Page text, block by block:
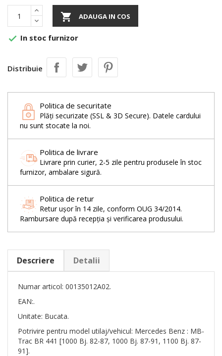
 ADAUGA IN COS
 In stoc furnizor
Distribuie
Politica de securitate
Plăți securizate (SSL & 3D Secure). Datele cardului
nu sunt stocate la noi.
Politica de livrare
Livrare prin curier, 2-5 zile pentru produsele în stoc
furnizor, ambalare sigură.
Politica de retur
Retur ușor în 14 zile, conform OUG 34/2014.
Rambursare după recepția și verificarea produsului.
Descriere Detalii
Numar articol: 00135012A02.
EAN:.
Unitate: Bucata.
Potrivire pentru model utilaj/vehicul: Mercedes Benz : MB-
Trac BR 441 [1000 Bj. 82-87, 1000 Bj. 87-91, 1100 Bj. 87-
91].